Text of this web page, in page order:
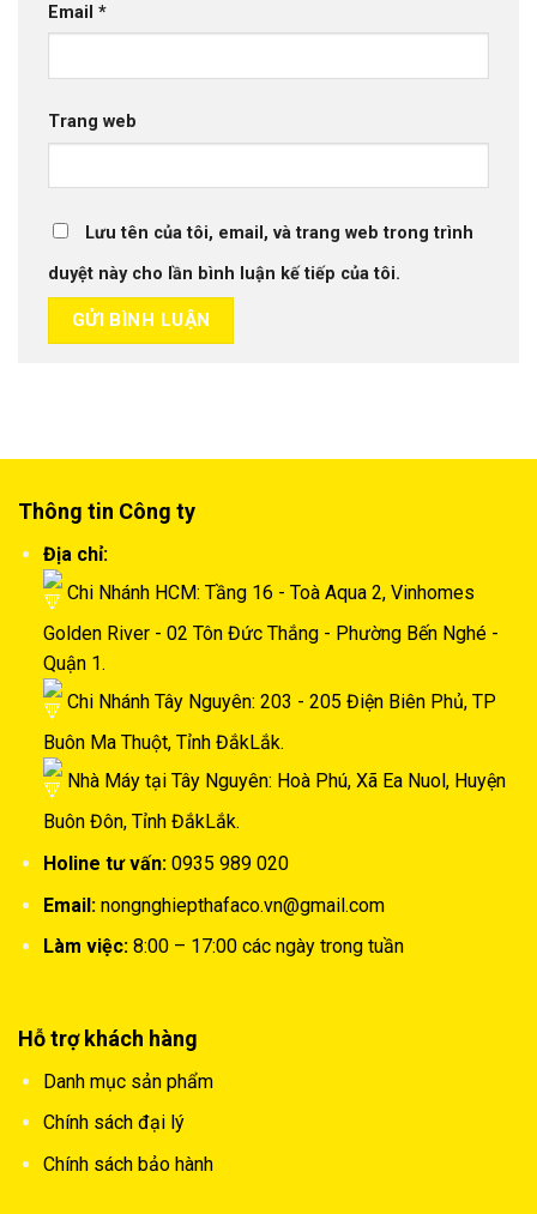
Email *
Trang web
Lưu tên của tôi, email, và trang web trong trình
duyệt này cho lần bình luận kế tiếp của tôi.
Thông tin Công ty
Địa chỉ:
Chi Nhánh HCM: Tầng 16 - Toà Aqua 2, Vinhomes
Golden River - 02 Tôn Đức Thắng - Phường Bến Nghé -
Quận 1.
Chi Nhánh Tây Nguyên: 203 - 205 Điện Biên Phủ, TP
Buôn Ma Thuột, Tỉnh ĐắkLắk.
Nhà Máy tại Tây Nguyên: Hoà Phú, Xã Ea Nuol, Huyện
Buôn Đôn, Tỉnh ĐắkLắk.
Holine tư vấn: 0935 989 020
Email:nongnghiepthafaco.vn@gmail.com
Làm việc:8:00 – 17:00 các ngày trong tuần
Hỗ trợ khách hàng
Danh mục sản phẩm
Chính sách đại lý
Chính sách bảo hành